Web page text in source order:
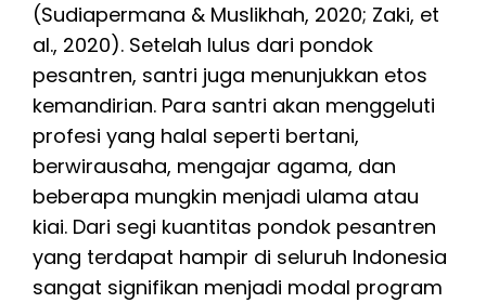
(Sudiapermana & Muslikhah, 2020; Zaki, et
al., 2020). Setelah lulus dari pondok
pesantren, santri juga menunjukkan etos
kemandirian. Para santri akan menggeluti
profesi yang halal seperti bertani,
berwirausaha, mengajar agama, dan
beberapa mungkin menjadi ulama atau
kiai. Dari segi kuantitas pondok pesantren
yang terdapat hampir di seluruh Indonesia
sangat signifikan menjadi modal program